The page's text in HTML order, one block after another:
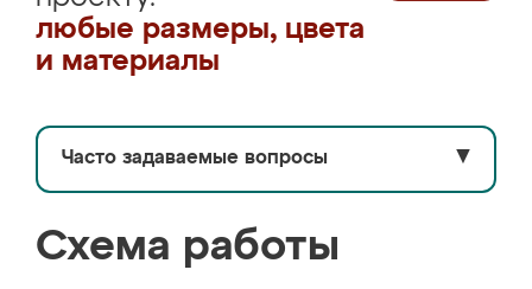
любые размеры, цвета
и материалы
Часто задаваемые вопросы ▼
Схема работы